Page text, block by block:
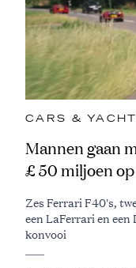
CARS &
Mannen gaan
£ 50 miljoen
Zes Ferrari F40's,
een LaFerrari en een
konvooi